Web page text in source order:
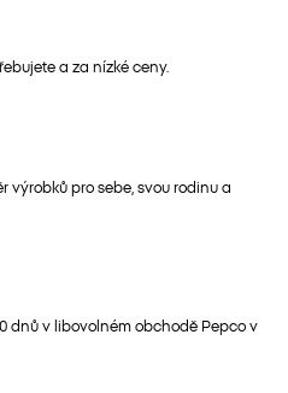
a za nízké ceny.
výrobků pro sebe, svou rodinu a
dnů v libovolném obchodě Pepco v